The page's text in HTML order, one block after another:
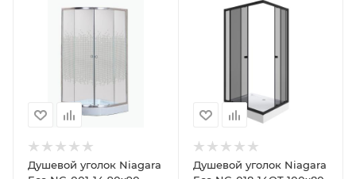
Душевой уголок Niagara
Душевой уголок Niagara